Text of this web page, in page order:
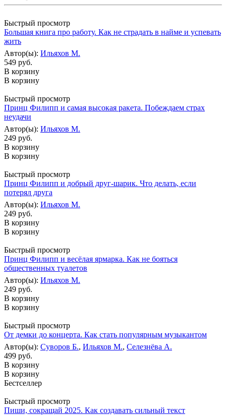
Быстрый просмотр
Большая книга про работу. Как не страдать в найме и успевать
жить
Автор(ы): Ильяхов М.
549 руб.
В корзину
В корзину
Быстрый просмотр
Принц Филипп и самая высокая ракета. Побеждаем страх
неудачи
Автор(ы): Ильяхов М.
249 руб.
В корзину
В корзину
Быстрый просмотр
Принц Филипп и добрый друг-шарик. Что делать, если
потерял друга
Автор(ы): Ильяхов М.
249 руб.
В корзину
В корзину
Быстрый просмотр
Принц Филипп и весёлая ярмарка. Как не бояться
общественных туалетов
Автор(ы): Ильяхов М.
249 руб.
В корзину
В корзину
Быстрый просмотр
От демки до концерта. Как стать популярным музыкантом
Автор(ы): Суворов Б., Ильяхов М., Селезнёва А.
499 руб.
В корзину
В корзину
Бестселлер
Быстрый просмотр
Пиши, сокращай 2025. Как создавать сильный текст